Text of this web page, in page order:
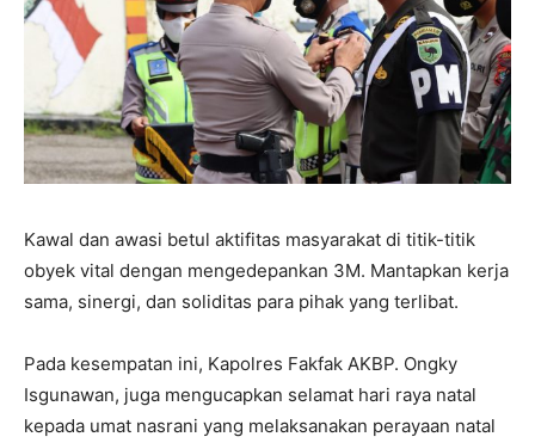
Kawal dan awasi betul aktifitas masyarakat di titik-titik
obyek vital dengan mengedepankan 3M. Mantapkan kerja
sama, sinergi, dan soliditas para pihak yang terlibat.
Pada kesempatan ini, Kapolres Fakfak AKBP. Ongky
Isgunawan, juga mengucapkan selamat hari raya natal
kepada umat nasrani yang melaksanakan perayaan natal